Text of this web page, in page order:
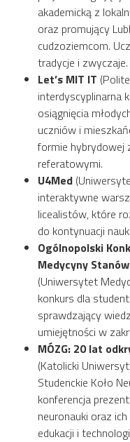
akademicką z
oraz promujący
cudzoziemcom.
tradycje i zwyczaje.
Let’s MIT IT
interdyscyplinarna
osiągnięcia
uczniów i
formie hybrydowej
referatowymi.
U4Med
interaktywne
licealistów, które
do kontynuacji
Ogólnopolski
Medycyny
(Uniwersytet
konkurs dla
sprawdzający
umiejętności w
MÓZG: 20 lat
(Katolicki
Studenckie Koło
konferencja
neuronauki oraz
edukacji i